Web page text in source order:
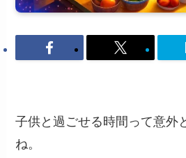
子供と過ごせる時間って意外
ね。